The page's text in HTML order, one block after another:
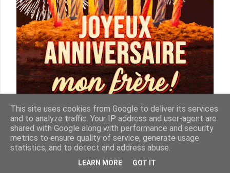
JOYEUX ANNIVERSAIRE FRANGIN
Partager
6 commentaires
Fourni par Blogger
Marl'Aime (Marlène MARTINVALET)
This site uses cookies from Google to deliver its services
and to analyze traffic. Your IP address and user-agent are
shared with Google along with performance and security
metrics to ensure quality of service, generate usage
statistics, and to detect and address abuse.
LEARN MORE GOT IT